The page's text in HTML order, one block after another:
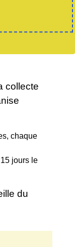
collecte
chaque
jours le
du